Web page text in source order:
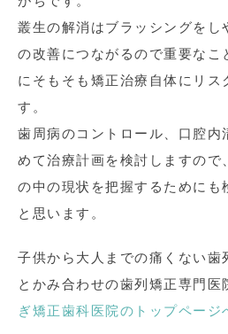
叢生の解消はブラッシングをし
の改善につながるので重要なこ
にそもそも矯正治療自体にリス
す。
歯周病のコントロール、口腔内
めて治療計画を検討しますので
の中の現状を把握するためにも
と思います。
子供から大人までの痛くない歯
とかみ合わせの歯列矯正専門医
ぎ矯正歯科医院のトップページ